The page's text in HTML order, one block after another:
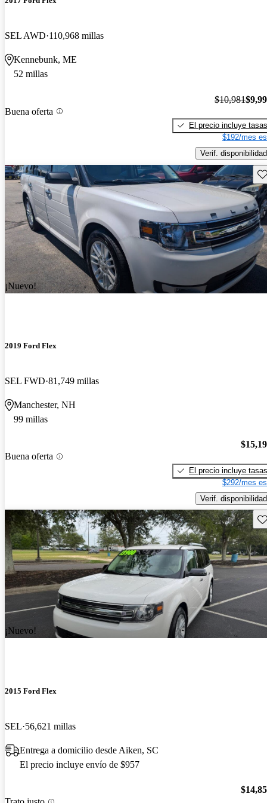
SEL AWD 110,968 millas
Kennebunk, ME
52 millas
Buena oferta
$10,981
El precio incluye tasas
$192/mes
Verif. disponibilidad
¡Nuevo!
2019 Ford Flex
SEL FWD 81,749 millas
Manchester, NH
99 millas
Buena oferta
El precio incluye tasas
$292/mes
Verif. disponibilidad
¡Nuevo!
2015 Ford Flex
SEL 56,621 millas
Entrega a domicilio desde Aiken, SC
El precio incluye envío de $957